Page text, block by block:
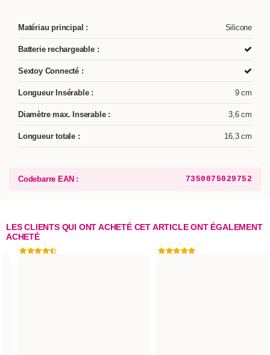
Matériau principal : Silicone
Batterie rechargeable :
Sextoy Connecté :
Longueur Insérable : 9 cm
Diamètre max. Inserable : 3,6 cm
Longueur totale : 16,3 cm
Codebarre EAN : 7350075029752
LES CLIENTS QUI ONT ACHETÉ CET ARTICLE ONT ÉGALEMENT
ACHETÉ